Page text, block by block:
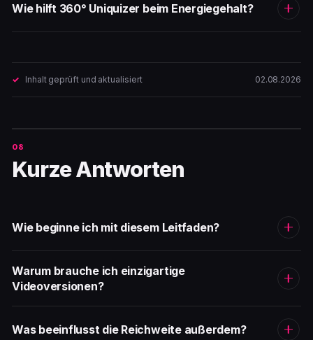
Wie hilft 360° Uniquizer beim Energiegehalt?
Inhalt geprüft und aktualisiert 02.08.2026
Kurze Antworten
Wie beginne ich mit diesem Leitfaden?
Warum brauche ich einzigartige
Videoversionen?
Was beeinflusst die Reichweite außerdem?